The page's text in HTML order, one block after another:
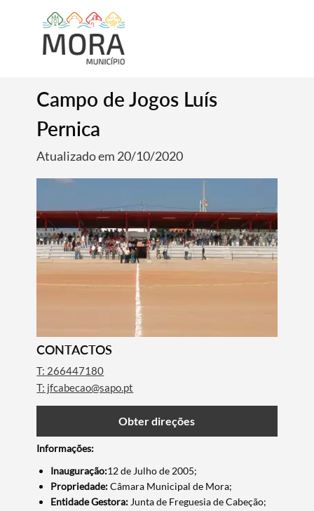
Campo de Jogos Luís
Pernica
Atualizado em 20/10/2020
CONTACTOS
T: 266447180
T: jfcabecao@sapo.pt
Obter direções
Informações:
Inauguração:12 de Julho de 2005;
Propriedade:Câmara Municipal de Mora;
Entidade Gestora: Junta de Freguesia de Cabeção;